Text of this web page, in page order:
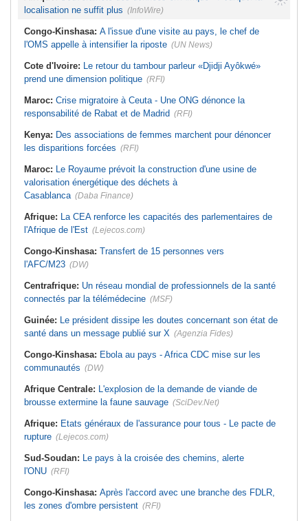
localisation ne suffit plus (InfoWire)
Congo-Kinshasa: A l'issue d'une visite au pays, le chef de
l'OMS appelle à intensifier la riposte (UN News)
Cote d'Ivoire: Le retour du tambour parleur «Djidji Ayôkwé»
prend une dimension politique (RFI)
Maroc: Crise migratoire à Ceuta - Une ONG dénonce la
responsabilité de Rabat et de Madrid (RFI)
Kenya: Des associations de femmes marchent pour dénoncer
les disparitions forcées (RFI)
Maroc: Le Royaume prévoit la construction d'une usine de
valorisation énergétique des déchets à
Casablanca (Daba Finance)
Afrique: La CEA renforce les capacités des parlementaires de
l'Afrique de l'Est (Lejecos.com)
Congo-Kinshasa: Transfert de 15 personnes vers
l'AFC/M23 (DW)
Centrafrique: Un réseau mondial de professionnels de la santé
connectés par la télémédecine (MSF)
Guinée: Le président dissipe les doutes concernant son état de
santé dans un message publié sur X (Agenzia Fides)
Congo-Kinshasa: Ebola au pays - Africa CDC mise sur les
communautés (DW)
Afrique Centrale: L'explosion de la demande de viande de
brousse extermine la faune sauvage (SciDev.Net)
Afrique: Etats généraux de l'assurance pour tous - Le pacte de
rupture (Lejecos.com)
Sud-Soudan: Le pays à la croisée des chemins, alerte
l'ONU (RFI)
Congo-Kinshasa: Après l'accord avec une branche des FDLR,
les zones d'ombre persistent (RFI)